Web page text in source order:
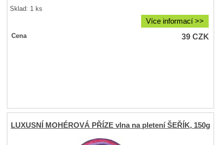
Sklad: 1 ks
Více informací >>
Cena 39CZK
LUXUSNÍ MOHÉROVÁ PŘÍZE vlna na pletení ŠEŘÍK, 150g